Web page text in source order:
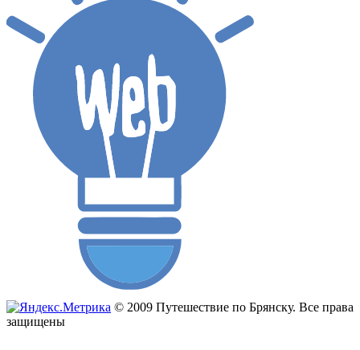
© 2009 Путешествие по Брянску. Все права
защищены